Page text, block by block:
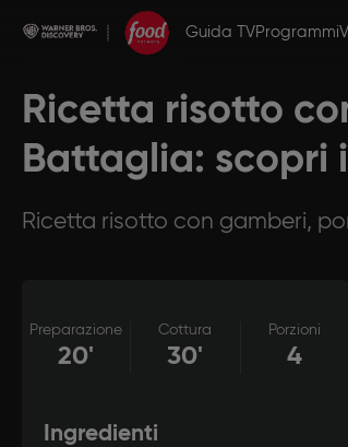
Guida TVProgrammi
Ricetta risotto
Battaglia: scopri
Ricetta risotto con gamberi,
Preparazione
20'
Cottura
30'
Porzioni
4
Ingredienti